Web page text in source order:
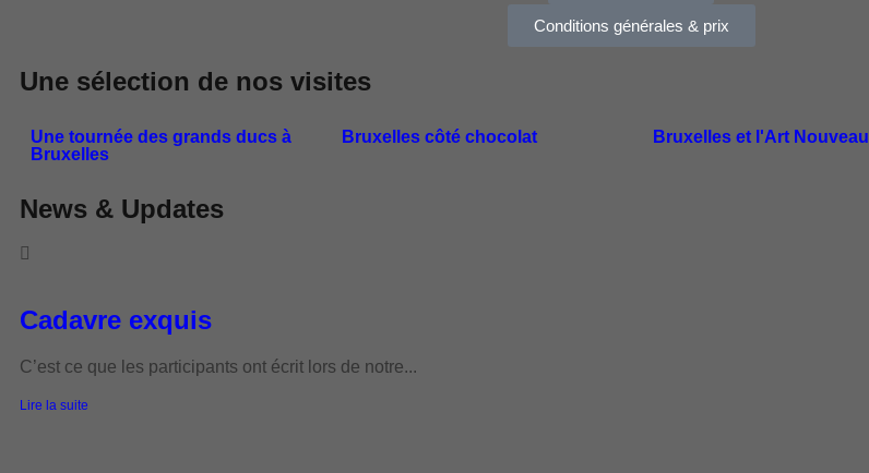
Conditions générales & prix
Une sélection de nos visites
Une tournée des grands ducs à
Bruxelles
Bruxelles côté chocolat Bruxelles et l'Art Nouveau
News & Updates
Cadavre exquis
C’est ce que les participants ont écrit lors de notre...
Lire la suite